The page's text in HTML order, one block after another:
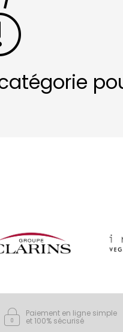
Paiement en ligne simple
et 100% sécurisé